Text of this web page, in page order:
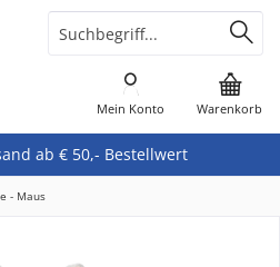
ab € 50,- Bestellwert
Warenkorb
Mein Konto
- Maus